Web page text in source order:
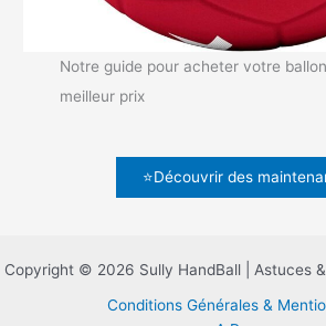
Notre guide pour acheter votre
meilleur prix
⭐Découvrir des
Copyright © 2026 Sully HandBall | Astuces
Conditions Générales &